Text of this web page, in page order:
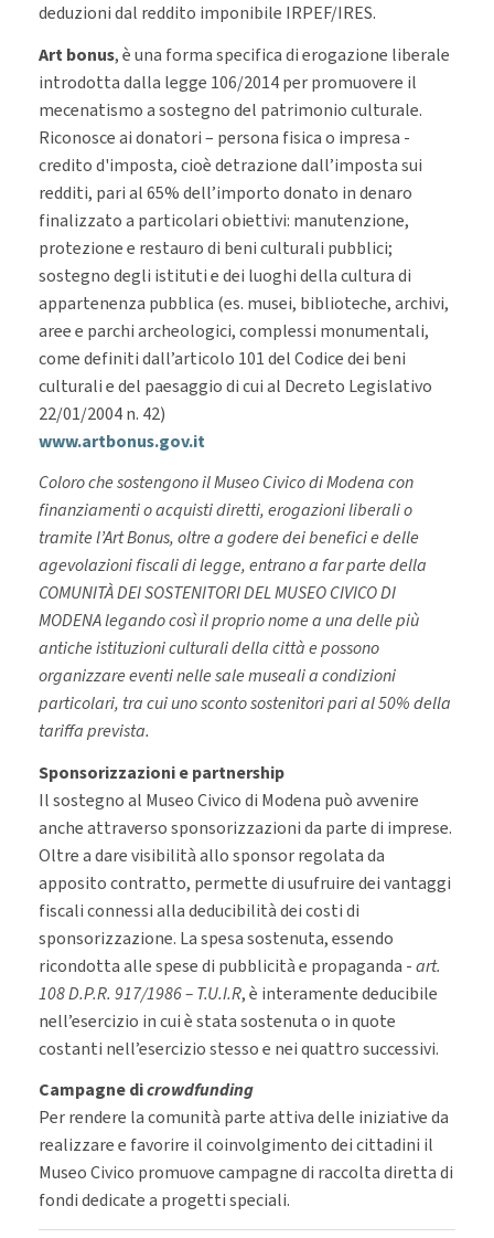
deduzioni dal reddito imponibile IRPEF/IRES.
Art bonus, è una forma specifica di erogazione liberale
introdotta dalla legge 106/2014 per promuovere il
mecenatismo a sostegno del patrimonio culturale.
Riconosce ai donatori – persona fisica o impresa -
credito d'imposta, cioè detrazione dall’imposta sui
redditi, pari al 65% dell’importo donato in denaro
finalizzato a particolari obiettivi: manutenzione,
protezione e restauro di beni culturali pubblici;
sostegno degli istituti e dei luoghi della cultura di
appartenenza pubblica (es. musei, biblioteche, archivi,
aree e parchi archeologici, complessi monumentali,
come definiti dall’articolo 101 del Codice dei beni
culturali e del paesaggio di cui al Decreto Legislativo
22/01/2004 n. 42)
www.artbonus.gov.it
Coloro che sostengono il Museo Civico di Modena con
finanziamenti o acquisti diretti, erogazioni liberali o
tramite l’Art Bonus, oltre a godere dei benefici e delle
agevolazioni fiscali di legge, entrano a far parte della
COMUNITÀ DEI SOSTENITORI DEL MUSEO CIVICO DI
MODENAlegando così il proprio nome a una delle più
antiche istituzioni culturali della città e possono
organizzare eventi nelle sale museali a condizioni
particolari, tra cui uno sconto sostenitori pari al 50% della
tariffa prevista.
Sponsorizzazioni e partnership
Il sostegno al Museo Civico di Modena può avvenire
anche attraverso sponsorizzazioni da parte di imprese.
Oltre a dare visibilità allo sponsor regolata da
apposito contratto, permette di usufruire dei vantaggi
fiscali connessi alla deducibilità dei costi di
sponsorizzazione. La spesa sostenuta, essendo
ricondotta alle spese di pubblicità e propaganda -art.
108 D.P.R. 917/1986 – T.U.I.R, è interamente deducibile
nell’esercizio in cui è stata sostenuta o in quote
costanti nell’esercizio stesso e nei quattro successivi.
Campagne dicrowdfunding
Per rendere la comunità parte attiva delle iniziative da
realizzare e favorire il coinvolgimento dei cittadini il
Museo Civico promuove campagne di raccolta diretta di
fondi dedicate a progetti speciali.